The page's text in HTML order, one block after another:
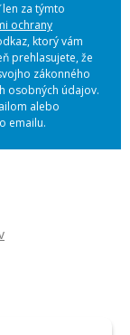
za týmto
ochrany
ktorý vám
prehlasujete, že
zákonného
osobných údajov.
alebo
emailu.